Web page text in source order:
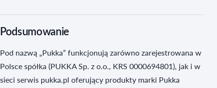
Podsumowanie
Pod nazwą „Pukka” funkcjonują zarówno zarejestrowana w
Polsce spółka (PUKKA Sp. z o.o., KRS 0000694801), jak i w
sieci serwis pukka.pl oferujący produkty marki Pukka